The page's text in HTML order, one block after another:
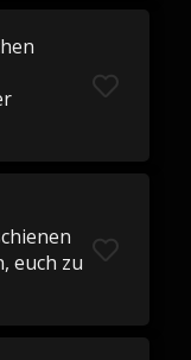
euch zu